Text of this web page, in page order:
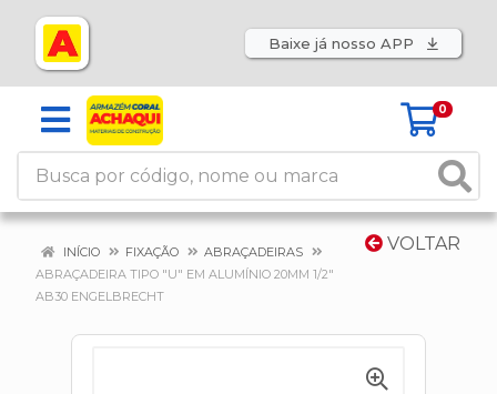
Baixe já nosso APP
0
VOLTAR
INÍCIO FIXAÇÃO
ABRAÇADEIRAS
ABRAÇADEIRA TIPO "U" EM ALUMÍNIO 20MM 1/2"
AB30 ENGELBRECHT